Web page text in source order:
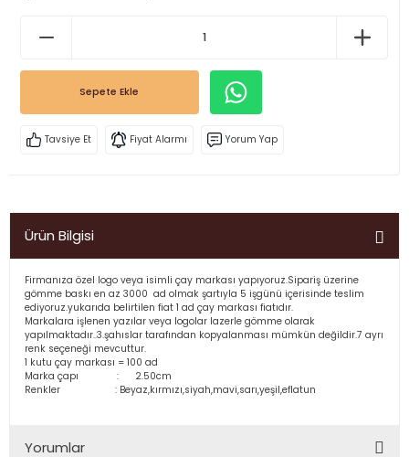
Sepete Ekle
Tavsiye Et Fiyat Alarmı Yorum Yap
Ürün Bilgisi
Firmanıza özel logo veya isimli çay markası yapıyoruz.Sipariş üzerine
gömme baskı en az 3000 ad olmak şartıyla 5 işgünü içerisinde teslim
ediyoruz.yukarıda belirtilen fiat 1 ad çay markası fiatıdır.
Markalara işlenen yazılar veya logolar lazerle gömme olarak
yapılmaktadır..3.şahıslar tarafından kopyalanması mümkün değildir.7 ayrı
renk seçeneği mevcuttur.
1 kutu çay markası = 100 ad
Marka çapı : 2.50cm
Renkler : Beyaz,kırmızı,siyah,mavi,sarı,yeşil,eflatun
Yorumlar